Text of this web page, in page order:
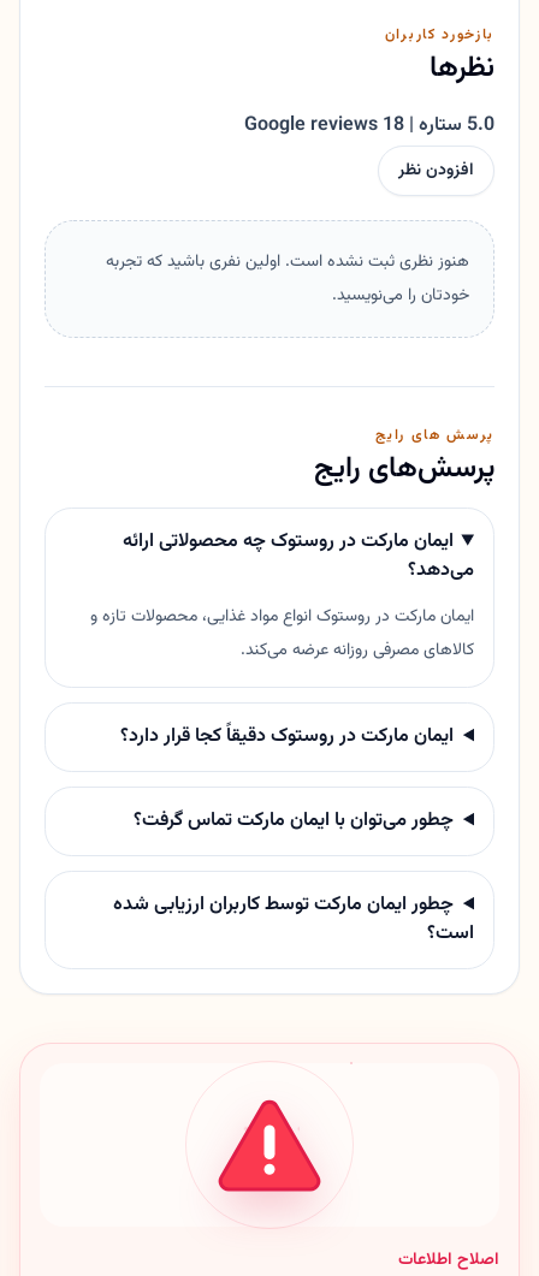
بازخورد کاربران
نظرها
5.0 ستاره | 18 Google reviews
افزودن نظر
هنوز نظری ثبت نشده است. اولین نفری باشید که تجربه
خودتان را می‌نویسید.
پرسش های رایج
پرسش‌های رایج
ایمان مارکت در روستوک چه محصولاتی ارائه
می‌دهد؟
ایمان مارکت در روستوک انواع مواد غذایی، محصولات تازه و
کالاهای مصرفی روزانه عرضه می‌کند.
ایمان مارکت در روستوک دقیقاً کجا قرار دارد؟
چطور می‌توان با ایمان مارکت تماس گرفت؟
چطور ایمان مارکت توسط کاربران ارزیابی شده
است؟
اصلاح اطلاعات